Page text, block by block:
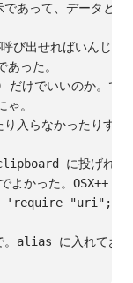
あって、データと
出せればいんじゃ
った。
けでいいのか。で
。
入らなかったりする
に投げればい
かった。OSX++
'require "uri";
alias に入れておき